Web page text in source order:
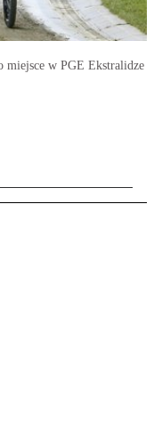
miejsce w PGE Ekstralidze